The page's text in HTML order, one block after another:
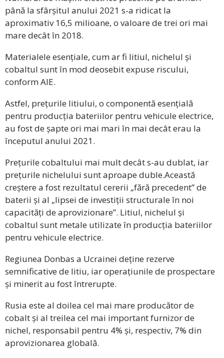
până la sfârșitul anului 2021 s-a ridicat la
aproximativ 16,5 milioane, o valoare de trei ori mai
mare decât în 2018.
Materialele esențiale, cum ar fi litiul, nichelul și
cobaltul sunt în mod deosebit expuse riscului,
conform AIE.
Astfel, prețurile litiului, o componentă esențială
pentru producția bateriilor pentru vehicule electrice,
au fost de șapte ori mai mari în mai decât erau la
începutul anului 2021.
Prețurile cobaltului mai mult decât s-au dublat, iar
prețurile nichelului sunt aproape duble.Această
creștere a fost rezultatul cererii „fără precedent” de
baterii și al „lipsei de investiții structurale în noi
capacități de aprovizionare”. Litiul, nichelul și
cobaltul sunt metale utilizate în producția bateriilor
pentru vehicule electrice.
Regiunea Donbas a Ucrainei deține rezerve
semnificative de litiu, iar operațiunile de prospectare
și minerit au fost întrerupte.
Rusia este al doilea cel mai mare producător de
cobalt și al treilea cel mai important furnizor de
nichel, responsabil pentru 4% și, respectiv, 7% din
aprovizionarea globală.